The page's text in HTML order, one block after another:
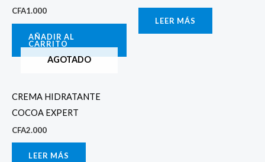
CFA1.000
AÑADIR AL
CARRITO
LEER MÁS
AGOTADO
CREMA HIDRATANTE
COCOA EXPERT
CFA2.000
LEER MÁS